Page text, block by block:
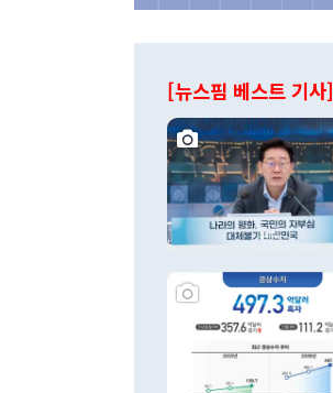
[뉴스핌 베스트 기사]